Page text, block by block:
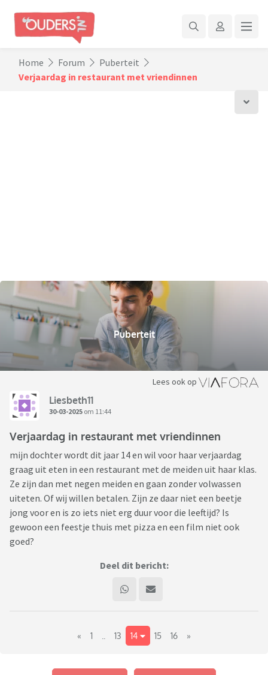
Home Forum
Puberteit
Verjaardag in restaurant met vriendinnen
Puberteit
Lees ook op
Liesbeth11
30-03-2025 om 11:44
Verjaardag in restaurant met vriendinnen
mijn dochter wordt dit jaar 14 en wil voor haar verjaardag
graag uit eten in een restaurant met de meiden uit haar klas.
Ze zijn dan met negen meiden en gaan zonder volwassen
uiteten. Of wij willen betalen. Zijn ze daar niet een beetje
jong voor en is zo iets niet erg duur voor die leeftijd? Is
gewoon een feestje thuis met pizza en een film niet ook
goed?
Deel dit bericht:
« 1 13 14 15 16 »